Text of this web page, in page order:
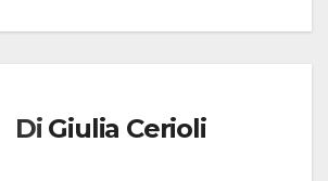
Di Giulia Cerioli